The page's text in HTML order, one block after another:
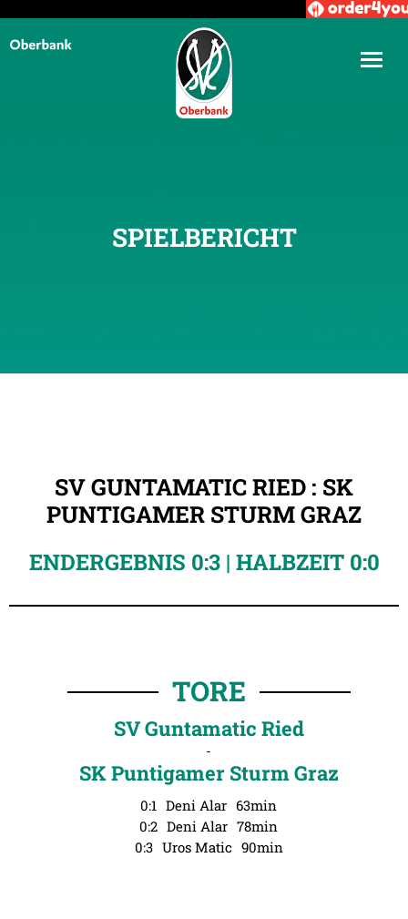
SPIELBERICHT
SV GUNTAMATIC RIED : SK
PUNTIGAMER STURM GRAZ
ENDERGEBNIS 0:3 | HALBZEIT 0:0
TORE
SV Guntamatic Ried
-
SK Puntigamer Sturm Graz
0:1 Deni Alar 63min
0:2 Deni Alar 78min
0:3 Uros Matic 90min